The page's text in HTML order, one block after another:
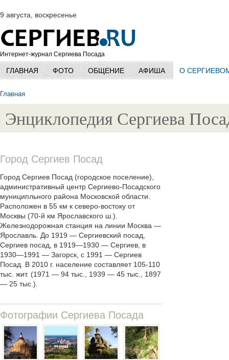
9 августа, воскресенье
Интернет-журнал Сергиева Посада
ГЛАВНАЯ ФОТО ОБЩЕНИЕ АФИША О
Главная
Энциклопедия Сергиева
Город Сергиев Посад
Город Сергиев Посад (городское поселение),
административный центр Сергиево-Посадского
муниципльного района Московской области.
Расположен в 55 км к северо-востоку от
Москвы (70-й км Ярославского ш.).
Железнодорожная станция на линии Москва —
Ярославль. До 1919 — Сергиевский посад,
Сергиев посад, в 1919—1930 — Сергиев, в
1930—1991 — Загорск, с 1991 — Сергиев
Посад. В 2010 г. население составляет 105-110
тыс. жит. (1971 — 94 тыс., 1939 — 45 тыс., 1897
— 25 тыс.).
Фотографии Сергиева Посада